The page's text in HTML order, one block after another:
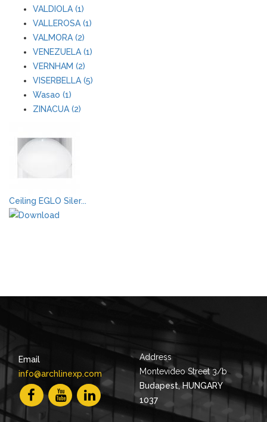
VALDIOLA (1)
VALLEROSA (1)
VALMORA (2)
VENEZUELA (1)
VERNHAM (2)
VISERBELLA (5)
Wasao (1)
ZINACUA (2)
Ceiling EGLO Siler...
Email
info@archlinexp.com
Address
Montevideo Street 3/b
Budapest, HUNGARY
1037